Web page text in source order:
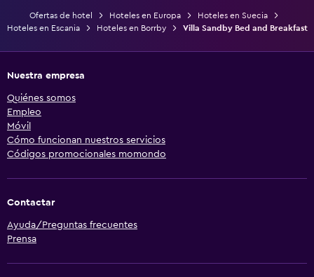
Ofertas de hotel Hoteles en Europa
Hoteles en Suecia
Hoteles en Escania
Hoteles en Borrby Villa Sandby Bed and Breakfast
Nuestra empresa
Quiénes somos
Empleo
Móvil
Cómo funcionan nuestros servicios
Códigos promocionales momondo
Contactar
Ayuda/Preguntas frecuentes
Prensa